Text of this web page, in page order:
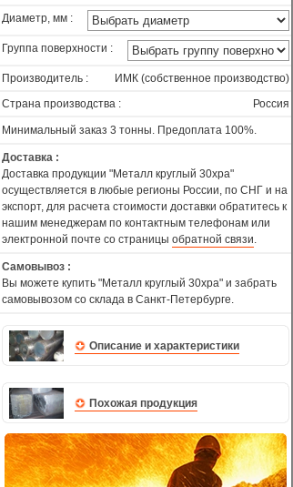
Диаметр, мм :
Группа поверхности :
Производитель :
ИМК (собственное производство)
Страна производства :
Россия
Минимальный заказ 3 тонны. Предоплата 100%.
Доставка :
Доставка продукции "Металл круглый 30хра"
осуществляется в любые регионы России, по СНГ и на
экспорт, для расчета стоимости доставки обратитесь к
нашим менеджерам по контактным телефонам или
электронной почте со страницы обратной связи.
Самовывоз :
Вы можете купить "Металл круглый 30хра" и забрать
самовывозом со склада в Санкт-Петербурге.
Описание и характеристики
Похожая продукция